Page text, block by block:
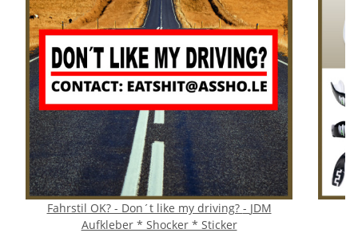
Fahrstil OK? - Don´t like my driving? - JDM
Aufkleber * Shocker * Sticker